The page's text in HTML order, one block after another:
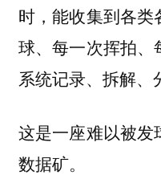
时，能收集到各
球、每一次挥拍
系统记录、拆解、
这是一座难以被
数据矿。